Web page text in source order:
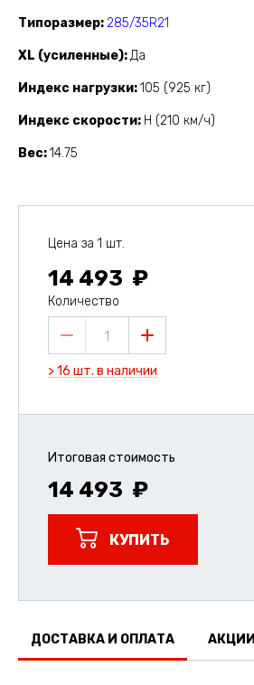
Типоразмер 285/35R21
XL (усиленные) Да
Индекс нагрузки 105 (925 кг)
Индекс скорости H (210 км/ч)
Вес 14.75
Цена за 1 шт.
14 493
Количество
1
> 16 шт. в наличии
Итоговая стоимость
14 493
КУПИТЬ
ДОСТАВКА И ОПЛАТА АКЦИИ